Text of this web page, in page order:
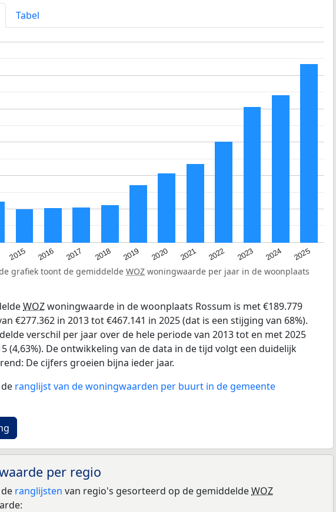
Tabel
2015 2016 2017 2018 2019 2020 2021 2022 2023 2024 2025
grafiek toont de gemiddelde WOZ woningwaarde per jaar in de woonplaats
WOZwoningwaarde in de woonplaats Rossum is met €189.779
€277.362 in 2013 tot €467.141 in 2025 (dat is een stijging van 68%).
verschil per jaar over de hele periode van 2013 tot en met 2025
(4,63%). De ontwikkeling van de data in de tijd volgt een duidelijk
De cijfers groeien bijna ieder jaar.
ranglijst van de woningwaarden per buurt in de gemeente
per regio
ranglijsten van regio's gesorteerd op de gemiddeldeWOZ